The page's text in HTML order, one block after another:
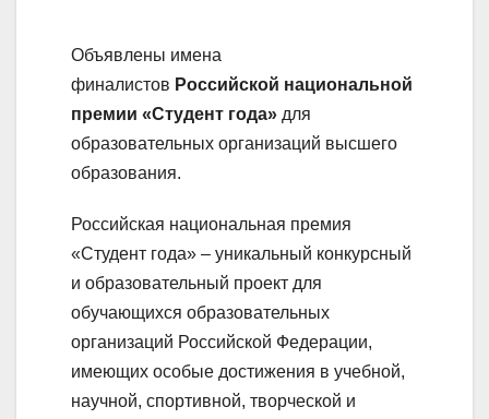
Объявлены имена
финалистов Российской национальной
премии «Студент года» для
образовательных организаций высшего
образования.
Российская национальная премия
«Студент года» – уникальный конкурсный
и образовательный проект для
обучающихся образовательных
организаций Российской Федерации,
имеющих особые достижения в учебной,
научной, спортивной, творческой и